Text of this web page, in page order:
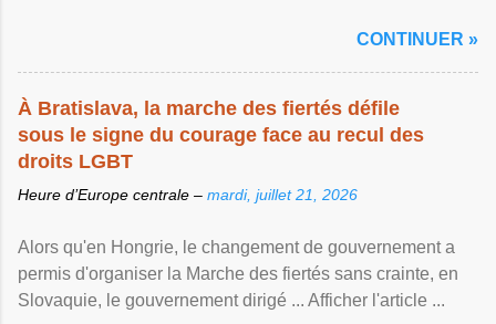
CONTINUER »
À Bratislava, la marche des fiertés défile
sous le signe du courage face au recul des
droits LGBT
Heure d’Europe centrale – mardi, juillet 21, 2026
Alors qu'en Hongrie, le changement de gouvernement a
permis d'organiser la Marche des fiertés sans crainte, en
Slovaquie, le gouvernement dirigé ... Afficher l'article ...